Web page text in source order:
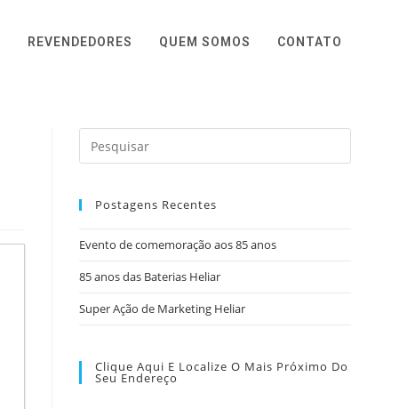
REVENDEDORES QUEM SOMOS CONTATO
Postagens Recentes
Evento de comemoração aos 85 anos
85 anos das Baterias Heliar
Super Ação de Marketing Heliar
Clique Aqui E Localize O Mais Próximo Do
Seu Endereço